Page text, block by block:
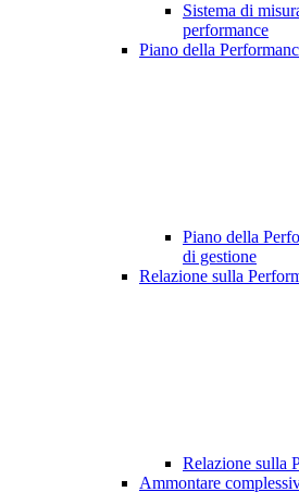
Sistema di
performance
Piano della
Piano della
di gestione
Relazione sulla
Relazione sulla
Ammontare